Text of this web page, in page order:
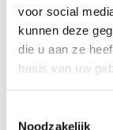
voor social
kunnen deze
die u aan ze
basis van uw
Noodzakelijk